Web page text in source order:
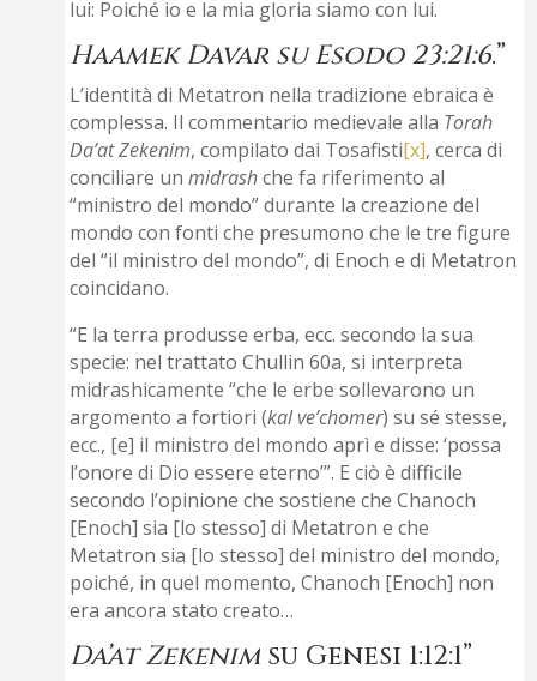
lui: Poiché io e la mia gloria siamo con lui.
Haamek Davar su Esodo 23:21:6.”
L’identità di Metatron nella tradizione ebraica è
complessa. Il commentario medievale alla Torah
Da’at Zekenim, compilato dai Tosafisti[x], cerca di
conciliare unmidrashche fa riferimento al
“ministro del mondo” durante la creazione del
mondo con fonti che presumono che le tre figure
del “il ministro del mondo”, di Enoch e di Metatron
coincidano.
“E la terra produsse erba, ecc. secondo la sua
specie: nel trattato Chullin 60a, si interpreta
midrashicamente “che le erbe sollevarono un
argomento a fortiori (kal ve’chomer) su sé stesse,
ecc., [e] il ministro del mondo aprì e disse: ‘possa
l’onore di Dio essere eterno’”. E ciò è difficile
secondo l’opinione che sostiene che Chanoch
[Enoch] sia [lo stesso] di Metatron e che
Metatron sia [lo stesso] del ministro del mondo,
poiché, in quel momento, Chanoch [Enoch] non
era ancora stato creato…
Da’at Zekenim su Genesi 1:12:1”